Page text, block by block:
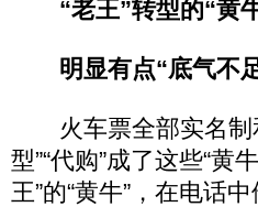
“老王”转型的“黄
明显有点“底气不
火车票全部实名制和
型”“代购”成了这些“黄
王”的“黄牛”，在电话